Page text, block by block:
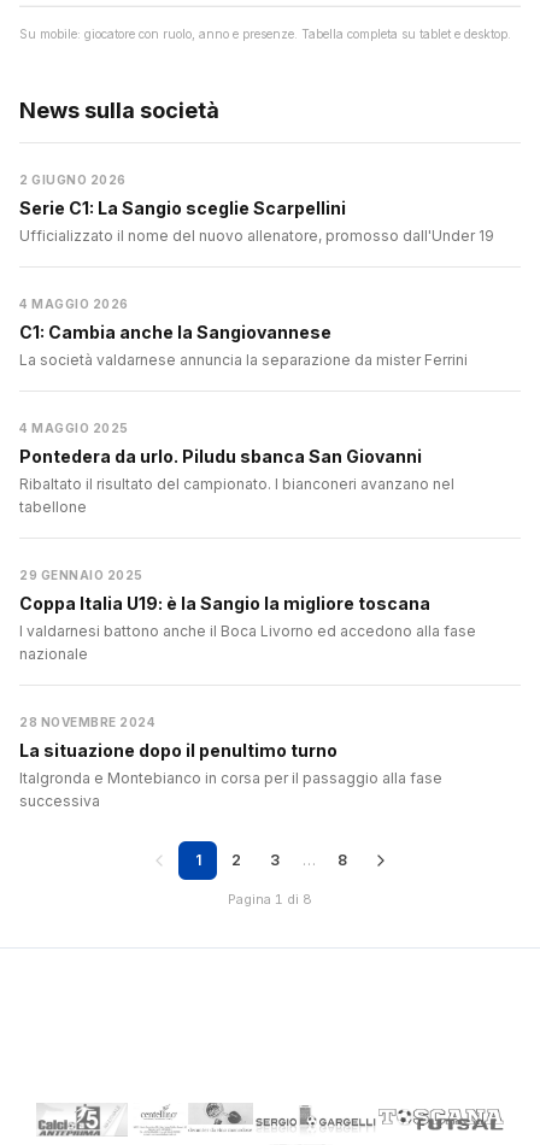
Su mobile: giocatore con ruolo, anno e presenze. Tabella completa su tablet e desktop.
News sulla società
2 GIUGNO 2026
Serie C1: La Sangio sceglie Scarpellini
Ufficializzato il nome del nuovo allenatore, promosso dall'Under 19
4 MAGGIO 2026
C1: Cambia anche la Sangiovannese
La società valdarnese annuncia la separazione da mister Ferrini
4 MAGGIO 2025
Pontedera da urlo. Piludu sbanca San Giovanni
Ribaltato il risultato del campionato. I bianconeri avanzano nel
tabellone
29 GENNAIO 2025
Coppa Italia U19: è la Sangio la migliore toscana
I valdarnesi battono anche il Boca Livorno ed accedono alla fase
nazionale
28 NOVEMBRE 2024
La situazione dopo il penultimo turno
Italgronda e Montebianco in corsa per il passaggio alla fase
successiva
1 2 3 … 8
Pagina 1 di 8